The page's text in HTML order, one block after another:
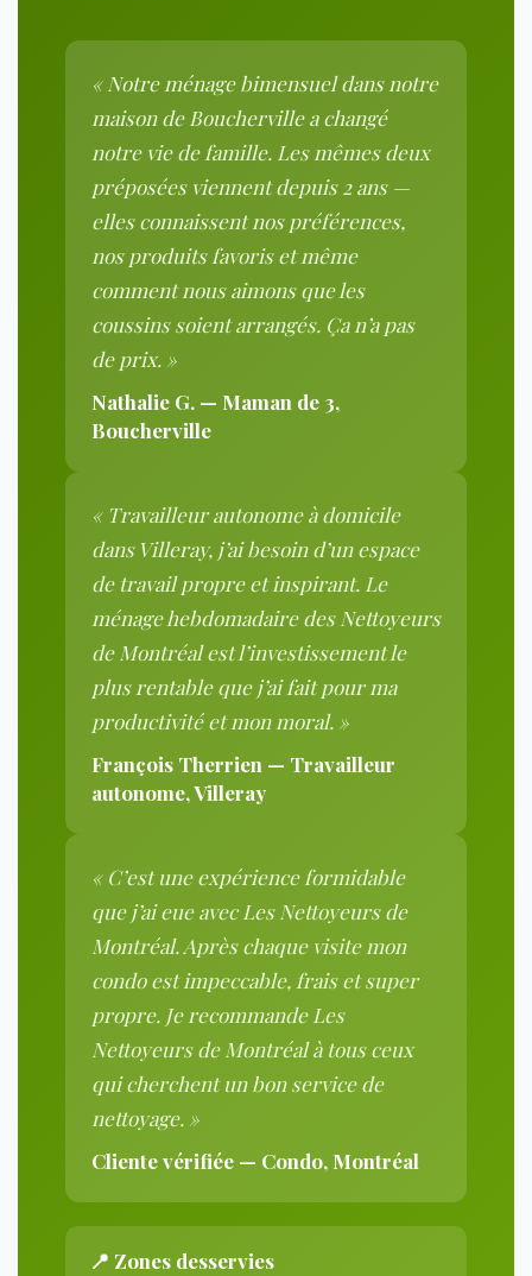
« Notre ménage bimensuel dans notre
maison de Boucherville a changé
notre vie de famille. Les mêmes deux
préposées viennent depuis 2 ans —
elles connaissent nos préférences,
nos produits favoris et même
comment nous aimons que les
coussins soient arrangés. Ça n’a pas
de prix. »
Nathalie G. — Maman de 3,
Boucherville
« Travailleur autonome à domicile
dans Villeray, j’ai besoin d’un espace
de travail propre et inspirant. Le
ménage hebdomadaire des Nettoyeurs
de Montréal est l’investissement le
plus rentable que j’ai fait pour ma
productivité et mon moral. »
François Therrien — Travailleur
autonome, Villeray
« C’est une expérience formidable
que j’ai eue avec Les Nettoyeurs de
Montréal. Après chaque visite mon
condo est impeccable, frais et super
propre. Je recommande Les
Nettoyeurs de Montréal à tous ceux
qui cherchent un bon service de
nettoyage. »
Cliente vérifiée — Condo, Montréal
📍 Zones desservies